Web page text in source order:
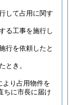
して占用に関す
る工事を施行し
行を依頼したと
とき。
より占用物件を
ちに市長に届け